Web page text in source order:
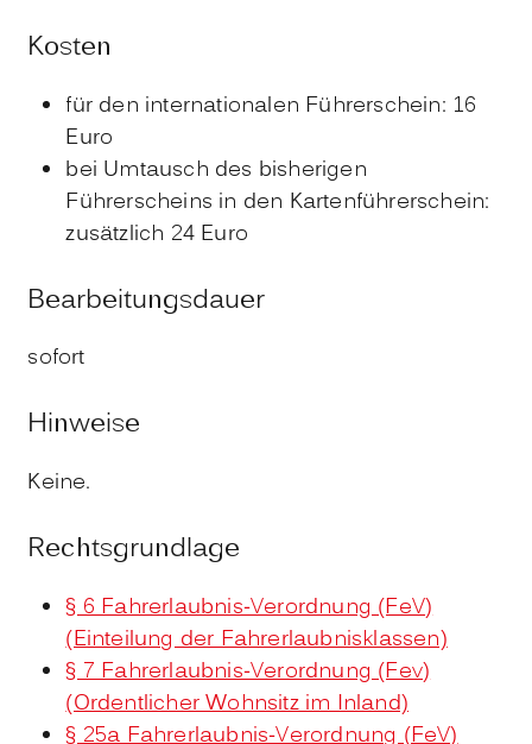
Kosten
für den internationalen Führerschein: 16
Euro
bei Umtausch des bisherigen
Führerscheins in den Kartenführerschein:
zusätzlich 24 Euro
Bearbeitungsdauer
sofort
Hinweise
Keine.
Rechtsgrundlage
§ 6 Fahrerlaubnis-Verordnung (FeV)
(Einteilung der Fahrerlaubnisklassen)
§ 7 Fahrerlaubnis-Verordnung (Fev)
(Ordentlicher Wohnsitz im Inland)
§ 25a Fahrerlaubnis-Verordnung (FeV)